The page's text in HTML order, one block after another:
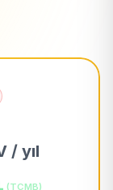
/ yıl
(TCMB)